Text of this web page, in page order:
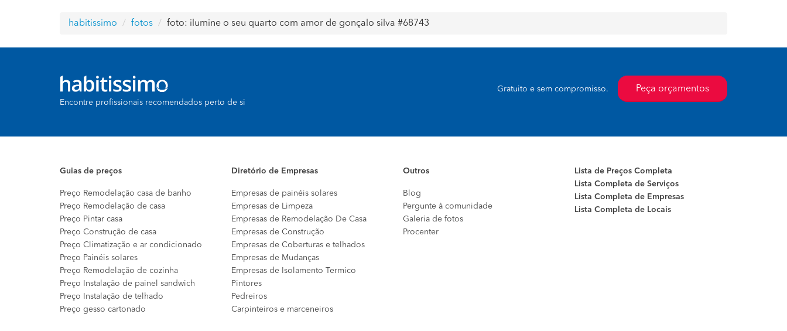
habitissimo fotos foto: ilumine o seu quarto com amor de gonçalo silva #68743
Encontre profissionais recomendados perto de si
Peça orçamentos
Gratuito e sem compromisso.
Guias de preços
Preço Remodelação casa de banho
Preço Remodelação de casa
Preço Pintar casa
Preço Construção de casa
Preço Climatização e ar condicionado
Preço Painéis solares
Preço Remodelação de cozinha
Preço Instalação de painel sandwich
Preço Instalação de telhado
Preço gesso cartonado
Diretório de Empresas
Empresas de painéis solares
Empresas de Limpeza
Empresas de Remodelação De Casa
Empresas de Construção
Empresas de Coberturas e telhados
Empresas de Mudanças
Empresas de Isolamento Termico
Pintores
Pedreiros
Carpinteiros e marceneiros
Outros
Blog
Pergunte à comunidade
Galeria de fotos
Procenter
Lista de Preços Completa
Lista Completa de Serviços
Lista Completa de Empresas
Lista Completa de Locais